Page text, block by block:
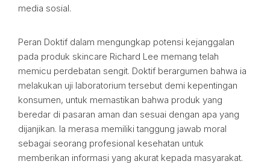
media sosial.
Peran Doktif dalam mengungkap potensi kejanggalan
pada produk skincare Richard Lee memang telah
memicu perdebatan sengit. Doktif berargumen bahwa ia
melakukan uji laboratorium tersebut demi kepentingan
konsumen, untuk memastikan bahwa produk yang
beredar di pasaran aman dan sesuai dengan apa yang
dijanjikan. Ia merasa memiliki tanggung jawab moral
sebagai seorang profesional kesehatan untuk
memberikan informasi yang akurat kepada masyarakat.